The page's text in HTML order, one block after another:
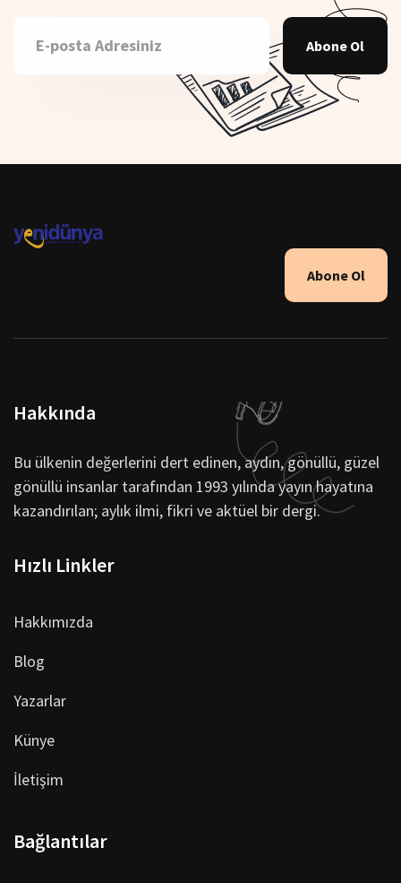
Abone Ol
Abone Ol
Hakkında
Bu ülkenin değerlerini dert edinen, aydın, gönüllü, güzel
gönüllü insanlar tarafından 1993 yılında yayın hayatına
kazandırılan; aylık ilmi, fikri ve aktüel bir dergi.
Hızlı Linkler
Hakkımızda
Blog
Yazarlar
Künye
İletişim
Bağlantılar